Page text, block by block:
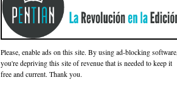
Please, enable ads on this site. By using ad-blocking software,
you're depriving this site of revenue that is needed to keep it
free and current. Thank you.